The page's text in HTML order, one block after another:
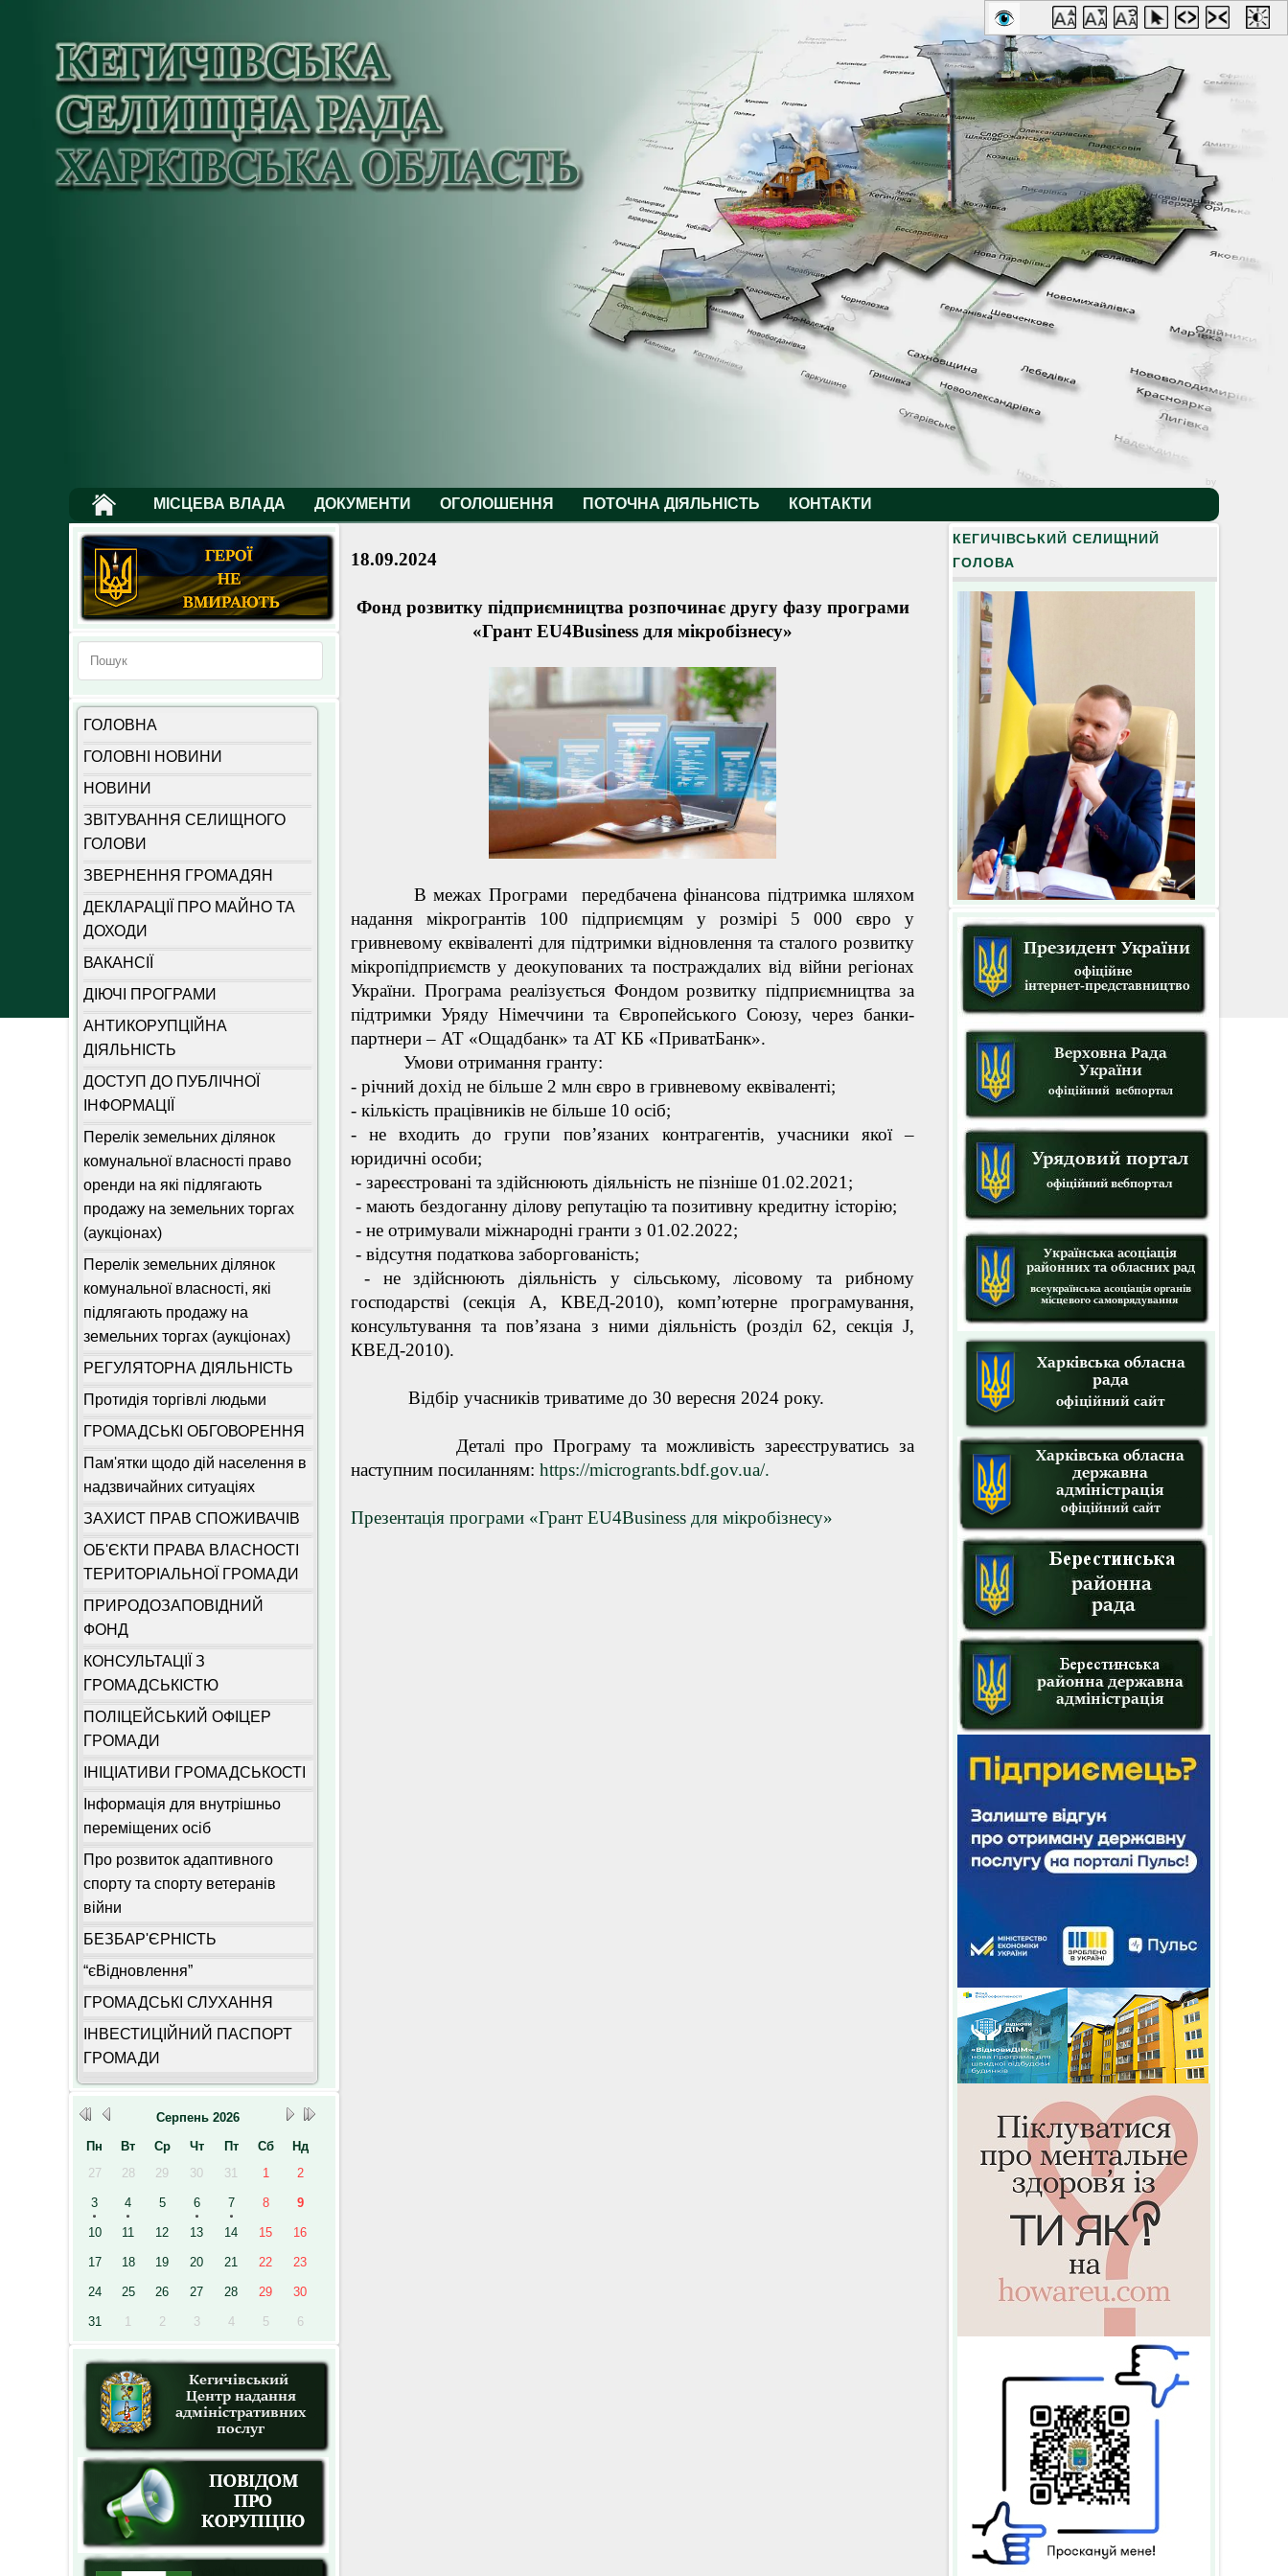
by
МІСЦЕВА ВЛАДА ДОКУМЕНТИ ОГОЛОШЕННЯ ПОТОЧНА ДІЯЛЬНІСТЬ КОНТАКТИ
ГОЛОВНА
ГОЛОВНІ НОВИНИ
НОВИНИ
ЗВІТУВАННЯ СЕЛИЩНОГО
ГОЛОВИ
ЗВЕРНЕННЯ ГРОМАДЯН
ДЕКЛАРАЦІЇ ПРО МАЙНО ТА
ДОХОДИ
ВАКАНСІЇ
ДІЮЧІ ПРОГРАМИ
АНТИКОРУПЦІЙНА
ДІЯЛЬНІСТЬ
ДОСТУП ДО ПУБЛІЧНОЇ
ІНФОРМАЦІЇ
Перелік земельних ділянок
комунальної власності право
оренди на які підлягають
продажу на земельних торгах
(аукціонах)
Перелік земельних ділянок
комунальної власності, які
підлягають продажу на
земельних торгах (аукціонах)
РЕГУЛЯТОРНА ДІЯЛЬНІСТЬ
Протидія торгівлі людьми
ГРОМАДСЬКІ ОБГОВОРЕННЯ
Пам'ятки щодо дій населення в
надзвичайних ситуаціях
ЗАХИСТ ПРАВ СПОЖИВАЧІВ
ОБ'ЄКТИ ПРАВА ВЛАСНОСТІ
ТЕРИТОРІАЛЬНОЇ ГРОМАДИ
ПРИРОДОЗАПОВІДНИЙ
ФОНД
КОНСУЛЬТАЦІЇ З
ГРОМАДСЬКІСТЮ
ПОЛІЦЕЙСЬКИЙ ОФІЦЕР
ГРОМАДИ
ІНІЦІАТИВИ ГРОМАДСЬКОСТІ
Інформація для внутрішньо
переміщених осіб
Про розвиток адаптивного
спорту та спорту ветеранів
війни
БЕЗБАР'ЄРНІСТЬ
“єВідновлення”
ГРОМАДСЬКІ СЛУХАННЯ
ІНВЕСТИЦІЙНИЙ ПАСПОРТ
ГРОМАДИ
Серпень 2026
Пн
Вт Ср Чт Пт Сб
Нд
27
28 29 30 31 1 2
3 4 5 6 7 8 9
10 11 12 13 14 15 16
17 18 19 20 21 22 23
24 25 26 27 28 29 30
31 1 2 3 4 5 6
КЕГИЧІВСЬКИЙ СЕЛИЩНИЙ
ГОЛОВА
18.09.2024
Фонд розвитку підприємництва розпочинає другу фазу програми
«Грант EU4Business для мікробізнесу»
В межах Програми передбачена фінансова підтримка шляхом
надання мікрогрантів 100 підприємцям у розмірі 5 000 євро у
гривневому еквіваленті для підтримки відновлення та сталого розвитку
мікропідприємств у деокупованих та постраждалих від війни регіонах
України. Програма реалізується Фондом розвитку підприємництва за
підтримки Уряду Німеччини та Європейського Союзу, через банки-
партнери – АТ «Ощадбанк» та АТ КБ «ПриватБанк».
Умови отримання гранту:
- річний дохід не більше 2 млн євро в гривневому еквіваленті;
- кількість працівників не більше 10 осіб;
- не входить до групи пов’язаних контрагентів, учасники якої –
юридичні особи;
- зареєстровані та здійснюють діяльність не пізніше 01.02.2021;
- мають бездоганну ділову репутацію та позитивну кредитну історію;
- не отримували міжнародні гранти з 01.02.2022;
- відсутня податкова заборгованість;
- не здійснюють діяльність у сільському, лісовому та рибному
господарстві (секція А, КВЕД-2010), комп’ютерне програмування,
консультування та пов’язана з ними діяльність (розділ 62, секція J,
КВЕД-2010).
Відбір учасників триватиме до 30 вересня 2024 року.
Деталі про Програму та можливість зареєструватись за
наступним посиланням: https://microgrants.bdf.gov.ua/.
Презентація програми «Грант EU4Business для мікробізнесу»